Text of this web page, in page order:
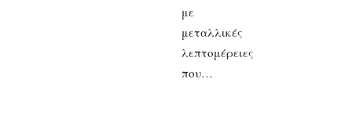
με
μεταλλικές
λεπτομέρειες
που…